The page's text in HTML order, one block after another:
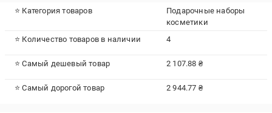
⭐ Категория товаров
Подарочные наборы
косметики
⭐ Количество товаров в наличии
4
⭐ Самый дешевый товар 2 107.88 ₴
⭐ Самый дорогой товар 2 944.77 ₴